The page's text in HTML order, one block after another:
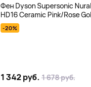
Фен Dyson Supersonic Nural
HD16 Ceramic Pink/Rose
розовый
-20%
1 342 руб. 1 678 руб.